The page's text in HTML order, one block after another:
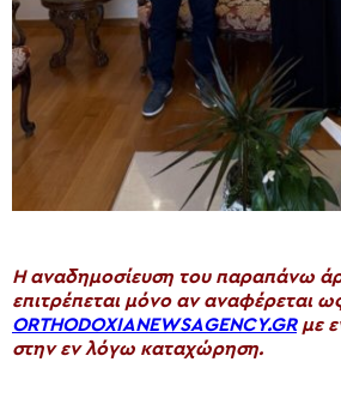
H αναδημοσίευση του παραπάνω
επιτρέπεται μόνο αν αναφέρεται
ORTHODOXIANEWSAGENCY.GRμε
στην εν λόγω καταχώρηση.